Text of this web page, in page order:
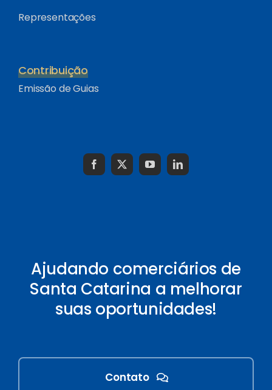
Representações
Contribuição
Emissão de Guias
Ajudando comerciários de
Santa Catarina a melhorar
suas oportunidades!
Contato